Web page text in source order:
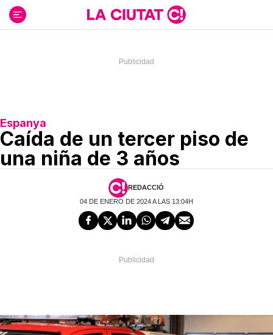
contenido
Espanya
Caída de un tercer piso de
una niña de 3 años
REDACCIÓ
04 DE ENERO DE 2024 A LAS 13:04H